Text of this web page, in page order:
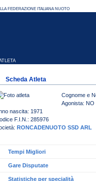
Scheda Atleta
Cognome e
Agonista:
nascita: 1971
F.I.N.: 285976
RONCADENUOTO SSD ARL
Tempi Migliori
Gare Disputate
Statistiche per specialità